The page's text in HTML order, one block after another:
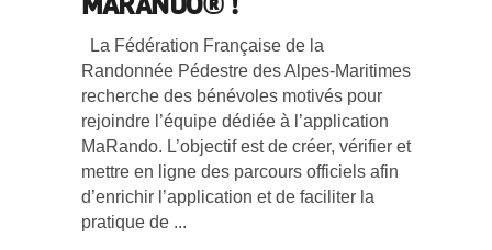
La Fédération Française de la
Randonnée Pédestre des Alpes-Maritimes
recherche des bénévoles motivés pour
rejoindre l’équipe dédiée à l’application
MaRando. L’objectif est de créer, vérifier et
mettre en ligne des parcours officiels afin
d’enrichir l’application et de faciliter la
pratique de